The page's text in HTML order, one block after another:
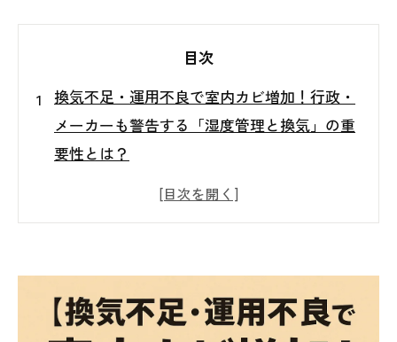
目次
換気不足・運用不良で室内カビ増加！行政・
メーカーも警告する「湿度管理と換気」の重
要性とは？
はじめに｜なぜ室内カビが増えてしまうの
行政・メーカーも警告！湿度が高いと結露・
カビの危険が増す理由 └ 公式情報で示され
る「湿度とカビの関係」